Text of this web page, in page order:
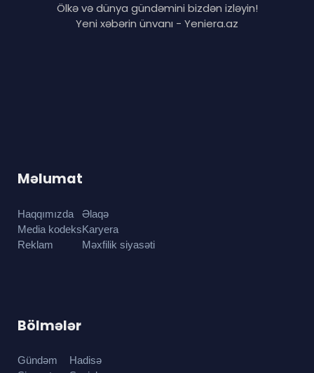
Ölkə və dünya gündəmini bizdən izləyin!
Yeni xəbərin ünvanı - Yeniera.az
Məlumat
Haqqımızda
Media kodeks
Reklam
Əlaqə
Karyera
Məxfilik siyasəti
Bölmələr
Gündəm
Hadisə